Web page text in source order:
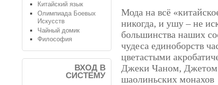
Мода на всё
никогда, и ушу – не
большинства наших
чудеса единоборств
цветастыми
Джеки Чаном,
шаолиньских монахов
Китайский язык
Олимпиада Боевых
Искусств
Чайный домик
Философия
ВХОД В
СИСТЕМУ